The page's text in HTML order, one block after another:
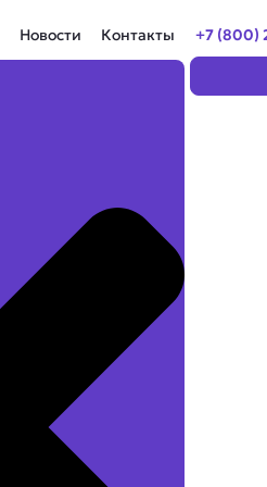
Новости Контакты +7 (800)